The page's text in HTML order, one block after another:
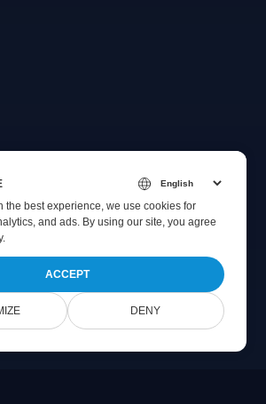
the best experience, we use cookies for
and ads. By using our site, you agree
.
ACCEPT
DENY